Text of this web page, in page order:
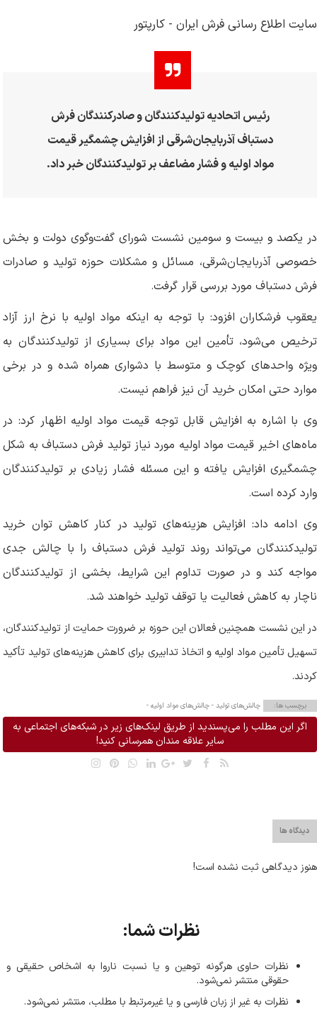
سایت اطلاع رسانی فرش ایران - کارپتور
رئیس اتحادیه تولیدکنندگان و صادرکنندگان فرش
دستباف آذربایجان‌شرقی از افزایش چشمگیر قیمت
مواد اولیه و فشار مضاعف بر تولیدکنندگان خبر داد.
در یکصد و بیست و سومین نشست شورای گفت‌وگوی دولت و بخش
خصوصی آذربایجان‌شرقی، مسائل و مشکلات حوزه تولید و صادرات
فرش دستباف مورد بررسی قرار گرفت.
یعقوب فرشکاران افزود: با توجه به اینکه مواد اولیه با نرخ ارز آزاد
ترخیص می‌شود، تأمین این مواد برای بسیاری از تولیدکنندگان به
ویژه واحدهای کوچک و متوسط با دشواری همراه شده و در برخی
موارد حتی امکان خرید آن نیز فراهم نیست.
وی با اشاره به افزایش قابل توجه قیمت مواد اولیه اظهار کرد: در
ماه‌های اخیر قیمت مواد اولیه مورد نیاز تولید فرش دستباف به شکل
چشمگیری افزایش یافته و این مسئله فشار زیادی بر تولیدکنندگان
وارد کرده است.
وی ادامه داد: افزایش هزینه‌های تولید در کنار کاهش توان خرید
تولیدکنندگان می‌تواند روند تولید فرش دستباف را با چالش جدی
مواجه کند و در صورت تداوم این شرایط، بخشی از تولیدکنندگان
ناچار به کاهش فعالیت یا توقف تولید خواهند شد.
در این نشست همچنین فعالان این حوزه بر ضرورت حمایت از تولیدکنندگان،
تسهیل تأمین مواد اولیه و اتخاذ تدابیری برای کاهش هزینه‌های تولید تأکید
کردند.
برچسب ها: چالش‌های تولید - چالش‌های مواد اولیه -
اگر این مطلب را می‌پسندید از طریق لینک‌های زیر در شبکه‌های اجتماعی به
سایر علاقه مندان همرسانی کنید!
دیدگاه ها
هنوز دیدگاهی ثبت نشده است!
نظرات شما:
نظرات حاوی هرگونه توهین و یا نسبت ناروا به اشخاص حقیقی و
حقوقی منتشر نمی‌شود.
نظرات به غیر از زبان فارسی و یا غیر‌مرتبط با مطلب، منتشر نمی‌شود.